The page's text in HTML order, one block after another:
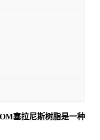
塞拉尼斯树脂是一种